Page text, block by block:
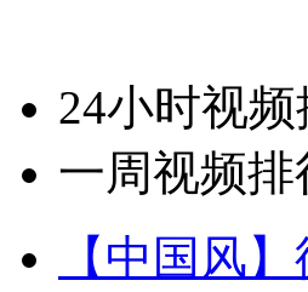
24小时视
一周视频排
【中国风